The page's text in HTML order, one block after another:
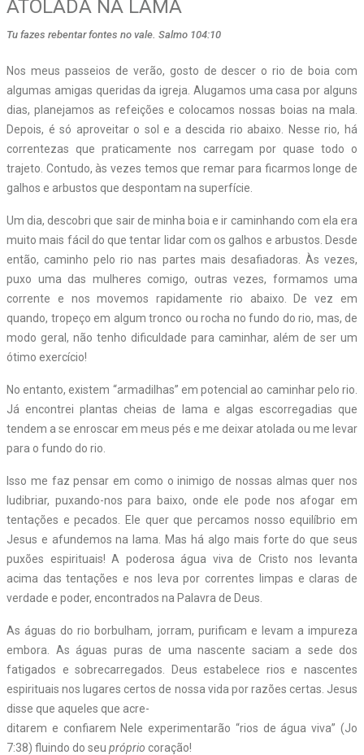
ATOLADA NA LAMA
Tu fazes rebentar fontes no vale. Salmo 104:10
Nos meus passeios de verão, gosto de descer o rio de boia com
algumas amigas queridas da igreja. Alugamos uma casa por alguns
dias, planejamos as refeições e colocamos nossas boias na mala.
Depois, é só aproveitar o sol e a descida rio abaixo. Nesse rio, há
correntezas que praticamente nos carregam por quase todo o
trajeto. Contudo, às vezes temos que remar para ficarmos longe de
galhos e arbustos que despontam na superfície.
Um dia, descobri que sair de minha boia e ir caminhando com ela era
muito mais fácil do que tentar lidar com os galhos e arbustos. Desde
então, caminho pelo rio nas partes mais desafiadoras. Às vezes,
puxo uma das mulheres comigo, outras vezes, formamos uma
corrente e nos movemos rapidamente rio abaixo. De vez em
quando, tropeço em algum tronco ou rocha no fundo do rio, mas, de
modo geral, não tenho dificuldade para caminhar, além de ser um
ótimo exercício!
No entanto, existem “armadilhas” em potencial ao caminhar pelo rio.
Já encontrei plantas cheias de lama e algas escorregadias que
tendem a se enroscar em meus pés e me deixar atolada ou me levar
para o fundo do rio.
Isso me faz pensar em como o inimigo de nossas almas quer nos
ludibriar, puxando-nos para baixo, onde ele pode nos afogar em
tentações e pecados. Ele quer que percamos nosso equilíbrio em
Jesus e afundemos na lama. Mas há algo mais forte do que seus
puxões espirituais! A poderosa água viva de Cristo nos levanta
acima das tentações e nos leva por correntes limpas e claras de
verdade e poder, encontrados na Palavra de Deus.
As águas do rio borbulham, jorram, purificam e levam a impureza
embora. As águas puras de uma nascente saciam a sede dos
fatigados e sobrecarregados. Deus estabelece rios e nascentes
espirituais nos lugares certos de nossa vida por razões certas. Jesus
disse que aqueles que acre-
ditarem e confiarem Nele experimentarão “rios de água viva” (Jo
7:38) fluindo do seu próprio coração!